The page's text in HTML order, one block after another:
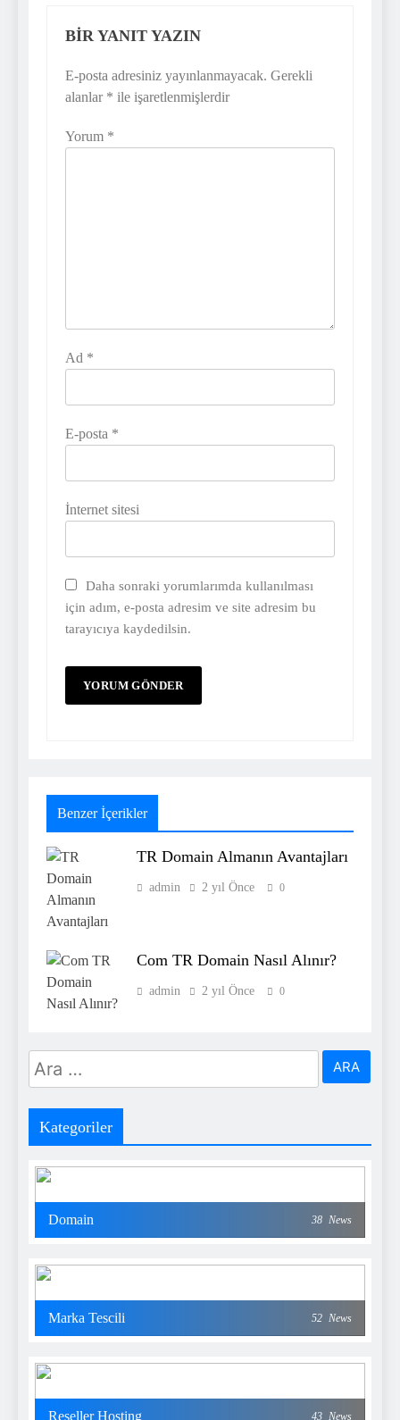
BIR YANIT YAZIN
E-posta adresiniz yayınlanmayacak. Gerekli
alanlar * ile işaretlenmişlerdir
Yorum *
Ad *
E-posta *
İnternet sitesi
Daha sonraki yorumlarımda kullanılması
için adım, e-posta adresim ve site adresim bu
tarayıcıya kaydedilsin.
Benzer İçerikler
TR Domain Almanın Avantajları
admin 2 yıl Önce 0
Com TR Domain Nasıl Alınır?
admin 2 yıl Önce 0
Arama:
Kategoriler
Domain 38 News
Marka Tescili 52 News
Reseller Hosting 43 News